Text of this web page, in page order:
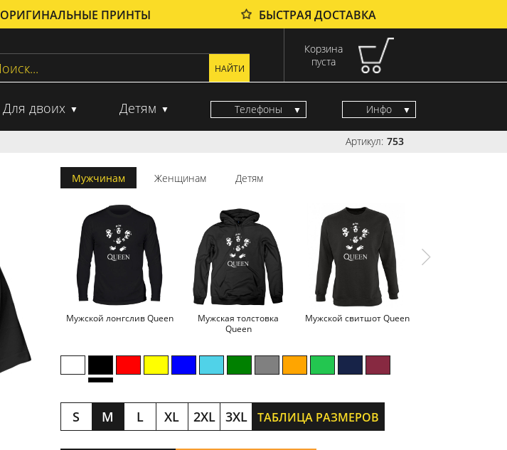
ОРИГИНАЛЬНЫЕ ПРИНТЫ БЫСТРАЯ ДОСТАВКА
Корзина
пуста
Для двоих Детям Телефоны Инфо
Артикул: 753
Мужчинам Женщинам Детям
Мужской лонгслив Queen
Мужская толстовка
Queen
Мужской свитшот Queen
S M L XL 2XL 3XL ТАБЛИЦА РАЗМЕРОВ